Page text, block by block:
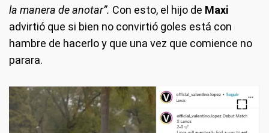
la manera de anotar”. Con esto, el hijo de Maxi
advirtió que si bien no convirtió goles está con
hambre de hacerlo y que una vez que comience no
parara.